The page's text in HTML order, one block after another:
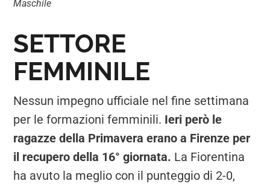
Maschile
SETTORE
FEMMINILE
Nessun impegno ufficiale nel fine settimana
per le formazioni femminili. Ieri però le
ragazze della Primavera erano a Firenze per
il recupero della 16° giornata. La Fiorentina
ha avuto la meglio con il punteggio di 2-0,